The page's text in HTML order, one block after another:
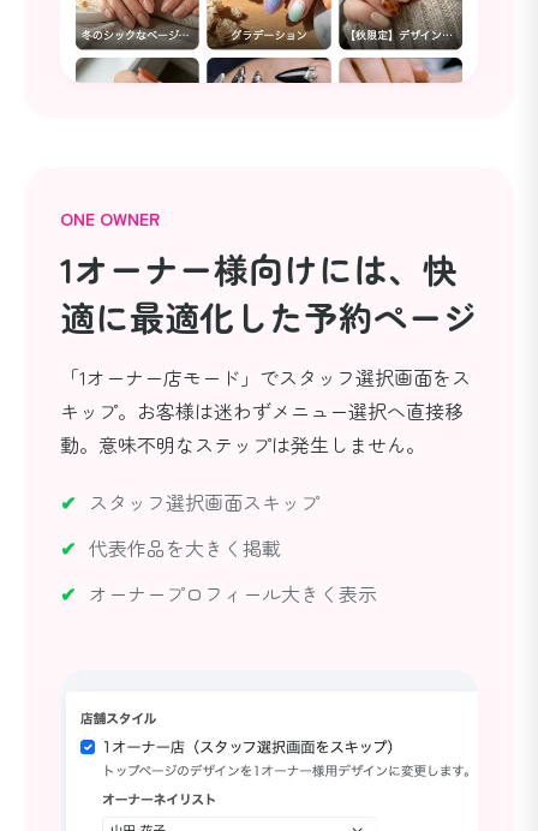
ONE OWNER
1オーナー様向けには、 快
適に最適化した予約ページ
「1オーナー店モード」でスタッフ選択画面をス
キップ。お客様は迷わずメニュー選択へ直接移
動。意味不明なステップは発生しません。
スタッフ選択画面スキップ
代表作品を大きく掲載
オーナープロフィール大きく表示